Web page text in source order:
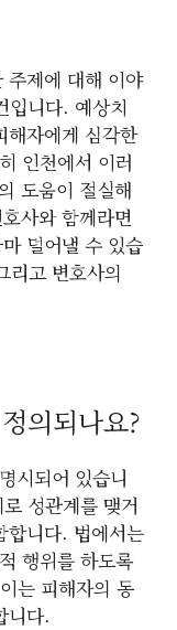
주제에 대해 이야
입니다. 예상치
해자에게 심각한
인천에서 이러
도움이 절실해
사와 함께라면
덜어낼 수 있습
리고 변호사의
의되나요?
시되어 있습니
성관계를 맺거
합니다. 법에서는
행위를 하도록
는 피해자의 동
니다.